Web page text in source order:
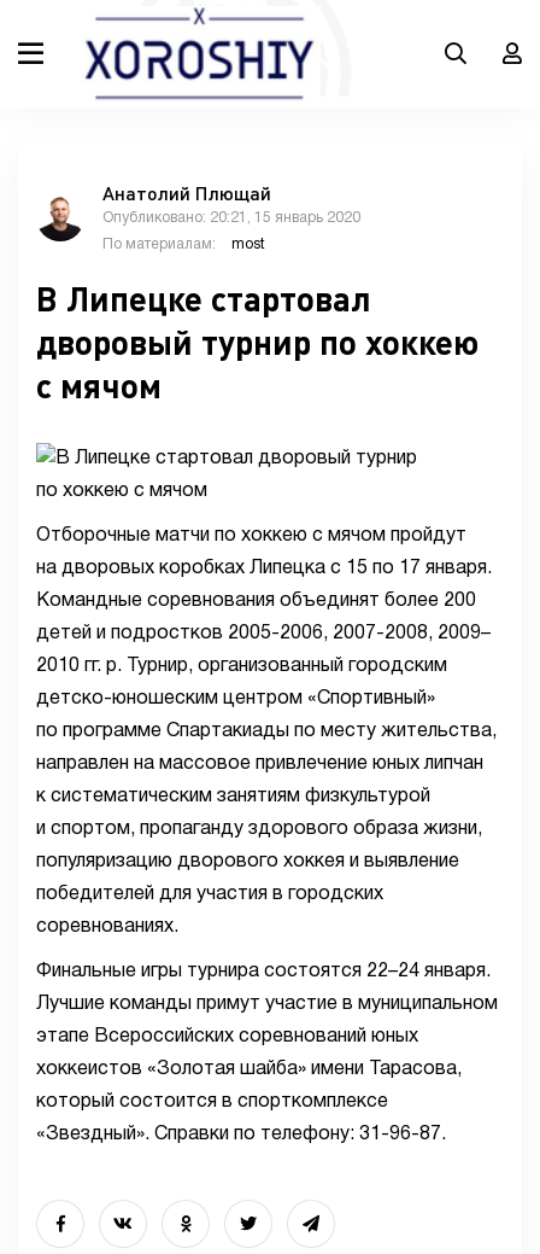
Анатолий Плющай
Опубликовано: 20:21, 15 январь 2020
По материалам:
most
В Липецке стартовал
дворовый турнир по хоккею
с мячом
Отборочные матчи по хоккею с мячом пройдут
на дворовых коробках Липецка с 15 по 17 января.
Командные соревнования объединят более 200
детей и подростков 2005-2006, 2007-2008, 2009–
2010 гг. р. Турнир, организованный городским
детско-юношеским центром «Спортивный»
по программе Спартакиады по месту жительства,
направлен на массовое привлечение юных липчан
к систематическим занятиям физкультурой
и спортом, пропаганду здорового образа жизни,
популяризацию дворового хоккея и выявление
победителей для участия в городских
соревнованиях.
Финальные игры турнира состоятся 22–24 января.
Лучшие команды примут участие в муниципальном
этапе Всероссийских соревнований юных
хоккеистов «Золотая шайба» имени Тарасова,
который состоится в спорткомплексе
«Звездный». Справки по телефону: 31-96-87.